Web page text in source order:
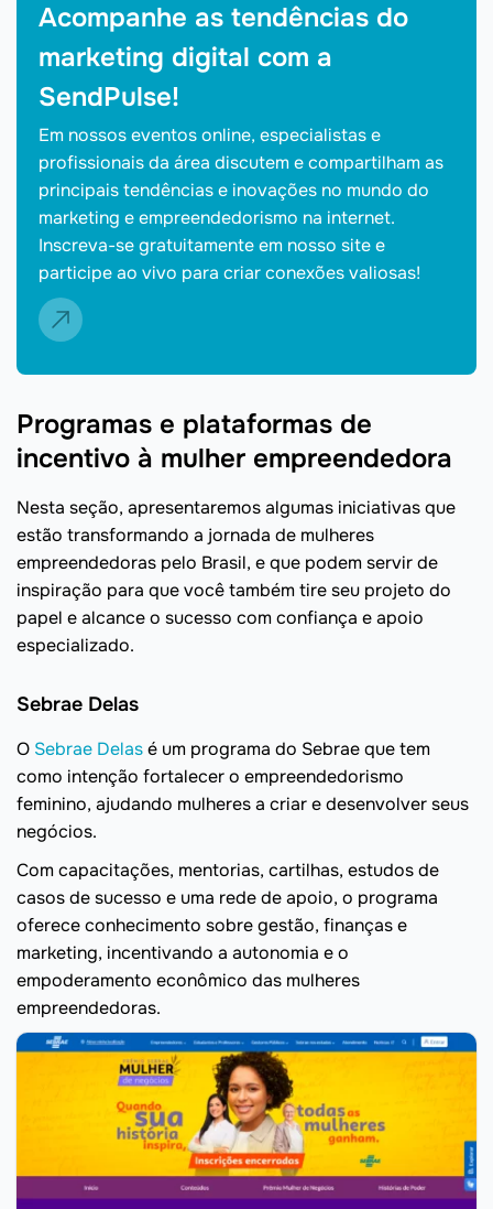
Acompanhe as tendências do
marketing digital com a
SendPulse!
Em nossos eventos online, especialistas e
profissionais da área discutem e compartilham as
principais tendências e inovações no mundo do
marketing e empreendedorismo na internet.
Inscreva-se gratuitamente em nosso site e
participe ao vivo para criar conexões valiosas!
Programas e plataformas de
incentivo à mulher empreendedora
Nesta seção, apresentaremos algumas iniciativas que
estão transformando a jornada de mulheres
empreendedoras pelo Brasil, e que podem servir de
inspiração para que você também tire seu projeto do
papel e alcance o sucesso com confiança e apoio
especializado.
Sebrae Delas
O Sebrae Delasé um programa do Sebrae que tem
como intenção fortalecer o empreendedorismo
feminino, ajudando mulheres a criar e desenvolver seus
negócios.
Com capacitações, mentorias, cartilhas, estudos de
casos de sucesso e uma rede de apoio, o programa
oferece conhecimento sobre gestão, finanças e
marketing, incentivando a autonomia e o
empoderamento econômico das mulheres
empreendedoras.